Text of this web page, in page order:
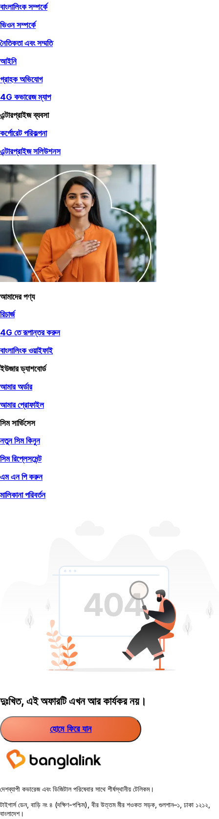
বাংলালিংক সম্পর্কে
ভিওন সম্পর্কে
নৈতিকতা এবং সম্মতি
আইনি
গ্রাহক অভিযোগ
4G কভারেজ ম্যাপ
এন্টারপ্রাইজ ব্যবসা
কর্পোরেট পরিকল্পনা
এন্টারপ্রাইজ সলিউশনস
আমাদের পণ্য
রিচার্জ
4G তে রূপান্তর করুন
বাংলালিংক ওয়াইফাই
ইউজার ড্যাশবোর্ড
আমার অর্ডার
আমার প্রোফাইল
সিম সার্ভিসেস
নতুন সিম কিনুন
সিম রিপ্লেসমেন্ট
এম এন পি করুন
মালিকানা পরিবর্তন
দুঃখিত, এই অফারটি এখন আর কার্যকর নয়।
হোমে ফিরে যান
দেশব্যাপী কভারেজ এবং ডিজিটাল পরিষেবার সাথে শীর্ষস্থানীয় টেলিকম।
টাইগার্স ডেন, বাড়ি নং ৪ (দক্ষিণ-পশ্চিম), বীর উত্তম মীর শওকত সড়ক, গুলশান–১, ঢাকা ১২১২,
বাংলাদেশ।